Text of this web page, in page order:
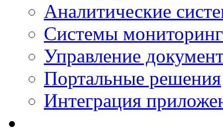
Аналитические
Системы
Управление
Портальные решения
Интеграция